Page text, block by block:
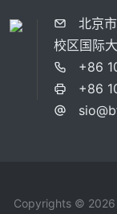
北京
校区国际
+86
+86
Copyrights © 2026